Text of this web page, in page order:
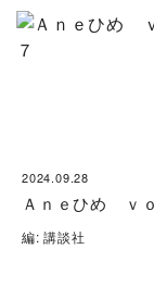
2024.09.28
Ａｎｅひめ ｖ
編: 講談社